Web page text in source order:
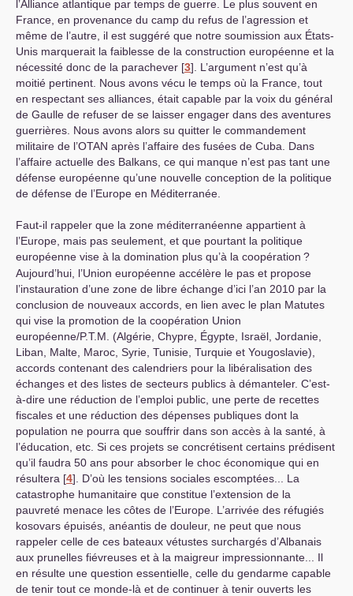
l’Alliance atlantique par temps de guerre. Le plus souvent en
France, en provenance du camp du refus de l’agression et
même de l’autre, il est suggéré que notre soumission aux États-
Unis marquerait la faiblesse de la construction européenne et la
nécessité donc de la parachever [3] . L’argument n’est qu’à
moitié pertinent. Nous avons vécu le temps où la France, tout
en respectant ses alliances, était capable par la voix du général
de Gaulle de refuser de se laisser engager dans des aventures
guerrières. Nous avons alors su quitter le commandement
militaire de l’OTAN après l’affaire des fusées de Cuba. Dans
l’affaire actuelle des Balkans, ce qui manque n’est pas tant une
défense européenne qu’une nouvelle conception de la politique
de défense de l’Europe en Méditerranée.
Faut-il rappeler que la zone méditerranéenne appartient à
l’Europe, mais pas seulement, et que pourtant la politique
européenne vise à la domination plus qu’à la coopération ?
Aujourd’hui, l’Union européenne accélère le pas et propose
l’instauration d’une zone de libre échange d’ici l’an 2010 par la
conclusion de nouveaux accords, en lien avec le plan Matutes
qui vise la promotion de la coopération Union
européenne/P.T.M. (Algérie, Chypre, Égypte, Israël, Jordanie,
Liban, Malte, Maroc, Syrie, Tunisie, Turquie et Yougoslavie),
accords contenant des calendriers pour la libéralisation des
échanges et des listes de secteurs publics à démanteler. C’est-
à-dire une réduction de l’emploi public, une perte de recettes
fiscales et une réduction des dépenses publiques dont la
population ne pourra que souffrir dans son accès à la santé, à
l’éducation, etc. Si ces projets se concrétisent certains prédisent
qu’il faudra 50 ans pour absorber le choc économique qui en
résultera [4] . D’où les tensions sociales escomptées... La
catastrophe humanitaire que constitue l’extension de la
pauvreté menace les côtes de l’Europe. L’arrivée des réfugiés
kosovars épuisés, anéantis de douleur, ne peut que nous
rappeler celle de ces bateaux vétustes surchargés d’Albanais
aux prunelles fiévreuses et à la maigreur impressionnante... Il
en résulte une question essentielle, celle du gendarme capable
de tenir tout ce monde-là et de continuer à tenir ouverts les